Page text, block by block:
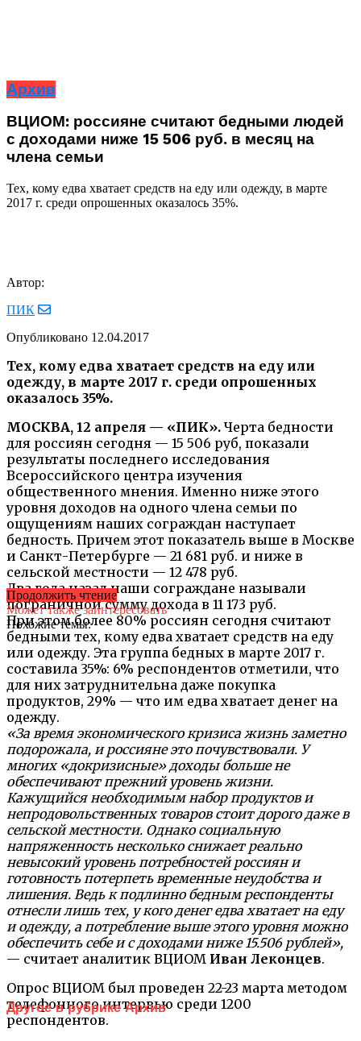
Архив
ВЦИОМ: россияне считают бедными людей
с доходами ниже 15 506 руб. в месяц на
члена семьи
Тех, кому едва хватает средств на еду или одежду, в марте
2017 г. среди опрошенных оказалось 35%.
Автор:
ПИК
Опубликовано 12.04.2017
Тех, кому едва хватает средств на еду или
одежду, в марте 2017 г. среди опрошенных
оказалось 35%.
МОСКВА, 12 апреля — «ПИК». Черта бедности
для россиян сегодня — 15 506 руб, показали
результаты последнего исследования
Всероссийского центра изучения
общественного мнения. Именно ниже этого
уровня доходов на одного члена семьи по
ощущениям наших сограждан наступает
бедность. Причем этот показатель выше в Москве
и Санкт-Петербурге — 21 681 руб. и ниже в
сельской местности — 12 478 руб.
Два года назад наши сограждане называли
пограничной сумму дохода в 11 173 руб.
При этом более 80% россиян сегодня считают
бедными тех, кому едва хватает средств на еду
или одежду. Эта группа бедных в марте 2017 г.
составила 35%: 6% респондентов отметили, что
для них затруднительна даже покупка
продуктов, 29% — что им едва хватает денег на
одежду.
«За время экономического кризиса жизнь заметно
подорожала, и россияне это почувствовали. У
многих «докризисные» доходы больше не
обеспечивают прежний уровень жизни.
Кажущийся необходимым набор продуктов и
непродовольственных товаров стоит дорого даже в
сельской местности. Однако социальную
напряженность несколько снижает реально
невысокий уровень потребностей россиян и
готовность потерпеть временные неудобства и
лишения. Ведь к подлинно бедным респонденты
отнесли лишь тех, у кого денег едва хватает на еду
и одежду, а потребление выше этого уровня можно
обеспечить себе и с доходами ниже 15.506 рублей»,
— считает аналитик ВЦИОМ Иван Леконцев.
Опрос ВЦИОМ был проведен 22-23 марта методом
телефонного интервью среди 1200
респондентов.
Продолжить чтение
Может также заинтересовать
Похожие темы:
Другое в рубрике Архив